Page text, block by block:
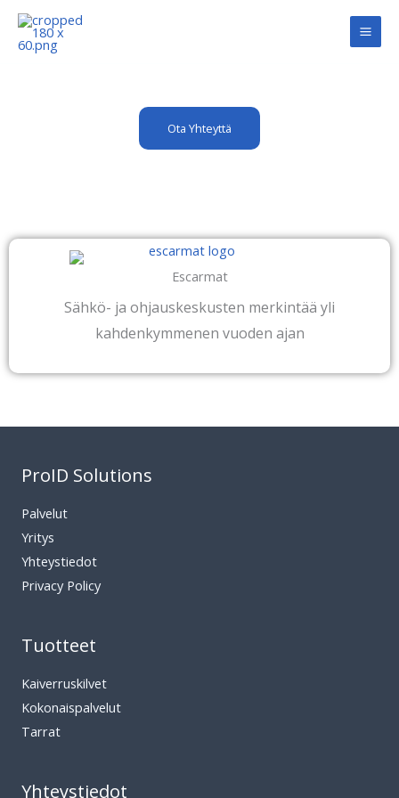
Siirry
sisältöön
Ota Yhteyttä
Escarmat
Sähkö- ja ohjauskeskusten merkintää yli
kahdenkymmenen vuoden ajan
ProID Solutions
Palvelut
Yritys
Yhteystiedot
Privacy Policy
Tuotteet
Kaiverruskilvet
Kokonaispalvelut
Tarrat
Yhteystiedot